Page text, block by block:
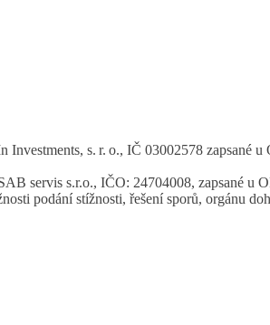
s. r. o., IČ 03002578 zapsané
servis s.r.o., IČO: 24704008, zapsané u
podání stížnosti, řešení sporů, orgánu